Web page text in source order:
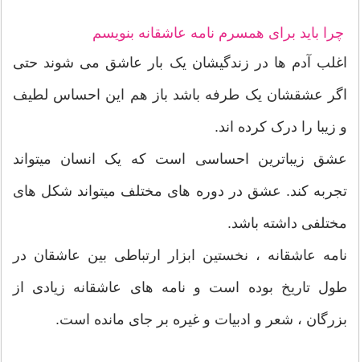
چرا باید برای همسرم نامه عاشقانه بنویسم
اغلب آدم ها در زندگیشان یک بار عاشق می شوند حتی
اگر عشقشان یک طرفه باشد باز هم این احساس لطیف
و زیبا را درک کرده اند.
عشق زیباترین احساسی است که یک انسان میتواند
تجربه کند. عشق در دوره های مختلف میتواند شکل های
مختلفی داشته باشد.
نامه عاشقانه ، نخستین ابزار ارتباطی بین عاشقان در
طول تاریخ بوده است و نامه های عاشقانه زیادی از
بزرگان ، شعر و ادبیات و غیره بر جای مانده است.